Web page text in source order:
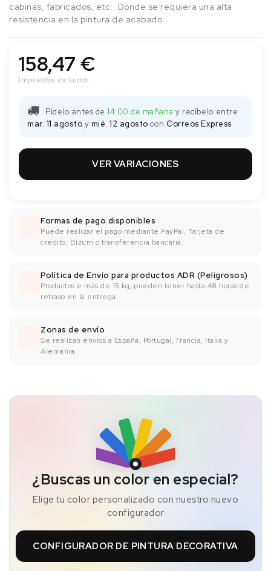
cabinas, fabricados, etc.. Donde se requiera una alta
resistencia en la pintura de acabado.
158,47 €
Impuestos incluidos
Pídelo antes de 14:00 de mañana y recíbelo entre
mar. 11 agosto y mié. 12 agosto con Correos Express
VER VARIACIONES
Formas de pago disponibles
Puede realizar el pago mediante PayPal, Tarjeta de
crédito, Bizum o transferencia bancaría.
Política de Envío para productos ADR (Peligrosos)
Productos e más de 15 kg, pueden tener hasta 48 horas de
retraso en la entrega.
Zonas de envío
Se realizan envíos a España, Portugal, Francia, Italia y
Alemania.
¿Buscas un color en especial?
Elige tu color personalizado con nuestro nuevo
configurador
CONFIGURADOR DE PINTURA DECORATIVA